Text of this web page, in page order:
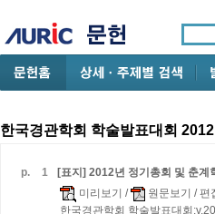
한국경관학회 학술발표대회 2012
p. 1
[표지] 2012년 정기총회 및 춘계
미리보기 / 원문보기 / 편
한국경관학회 학술발표대회